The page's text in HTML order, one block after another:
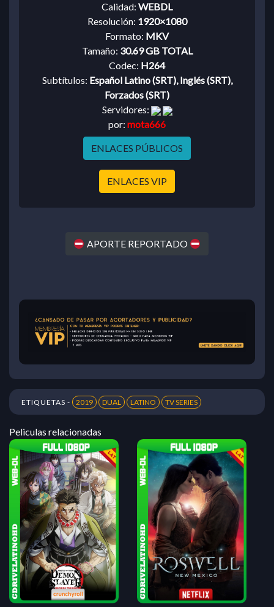
Calidad: WEBDL
Resolución: 1920×1080
Formato: MKV
Tamaño: 30.69 GB TOTAL
Codec: H264
Subtítulos: Español Latino (SRT), Inglés (SRT),
Forzados (SRT)
Servidores:
por: mota666
ENLACES PÚBLICOS
ENLACES VIP
APORTE REPORTADO
ETIQUETAS - 2019 DUAL LATINO TV SERIES
Peliculas relacionadas